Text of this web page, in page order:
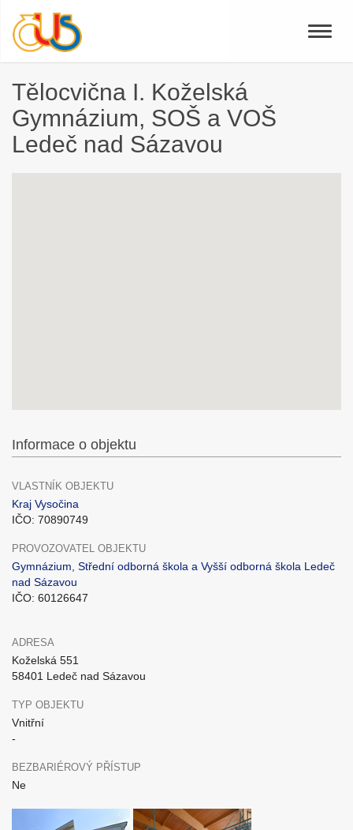
Toggle
Tělocvična I. Koželská
Gymnázium, SOŠ a VOŠ
Ledeč nad Sázavou
Informace o objektu
VLASTNÍK OBJEKTU
Kraj Vysočina
IČO: 70890749
PROVOZOVATEL OBJEKTU
Gymnázium, Střední odborná škola a Vyšší odborná škola Ledeč
nad Sázavou
IČO: 60126647
ADRESA
Koželská 551
58401 Ledeč nad Sázavou
TYP OBJEKTU
Vnitřní
-
BEZBARIÉROVÝ PŘÍSTUP
Ne